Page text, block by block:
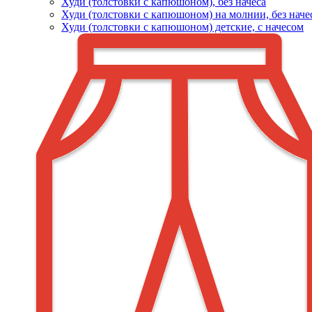
Худи (толстовки с капюшоном) на молнии, без
Худи (толстовки c капюшоном) детские, с начесом